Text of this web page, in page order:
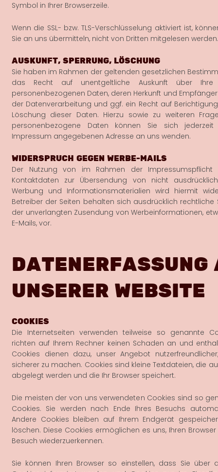
Symbol in Ihrer Browserzeile.
Wenn die SSL- bzw. TLS-Verschlüsselung aktiviert ist,
Sie an uns übermitteln, nicht von Dritten mitgelesen werden.
AUSKUNFT, SPERRUNG, LÖSCHUNG
Sie haben im Rahmen der geltenden gesetzlichen
das Recht auf unentgeltliche Auskunft über Ihre
personenbezogenen Daten, deren Herkunft und
der Datenverarbeitung und ggf. ein Recht auf
Löschung dieser Daten. Hierzu sowie zu weiteren
personenbezogene Daten können Sie sich
Impressum angegebenen Adresse an uns wenden.
WIDERSPRUCH GEGEN WERBE-MAILS
Der Nutzung von im Rahmen der Impressumspflicht
Kontaktdaten zur Übersendung von nicht
Werbung und Informationsmaterialien wird hiermit
Betreiber der Seiten behalten sich ausdrücklich rechtliche
der unverlangten Zusendung von Werbeinformationen,
E-Mails, vor.
DATENERFASSUNG
UNSERER WEBSITE
COOKIES
Die Internetseiten verwenden teilweise so genannte
richten auf Ihrem Rechner keinen Schaden an und
Cookies dienen dazu, unser Angebot
sicherer zu machen. Cookies sind kleine Textdateien, die
abgelegt werden und die Ihr Browser speichert.
Die meisten der von uns verwendeten Cookies sind so
Cookies. Sie werden nach Ende Ihres Besuchs
Andere Cookies bleiben auf Ihrem Endgerät
löschen. Diese Cookies ermöglichen es uns, Ihren
Besuch wiederzuerkennen.
Sie können Ihren Browser so einstellen, dass Sie über